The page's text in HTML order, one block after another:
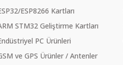
ESP8266 Kartları
STM32 Geliştirme Kartları
PC Ürünleri
ve GPS Ürünler / Antenler